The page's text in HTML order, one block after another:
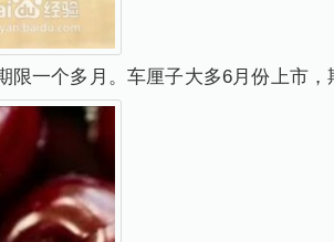
一个多月。车厘子大多6月份上市